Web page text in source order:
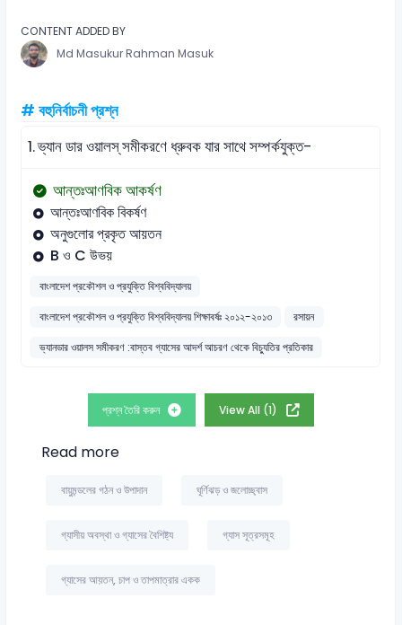
CONTENT ADDED BY
Md Masukur Rahman Masuk
# বহুনির্বাচনী প্রশ্ন
1.ভ্যান ডার ওয়ালস্ সমীকরণে ধ্রুবক যার সাথে সম্পর্কযুক্ত-
আন্তঃআণবিক আকর্ষণ
আন্তঃআণবিক বিকর্ষণ
অনুগুলোর প্রকৃত আয়তন
B ও C উভয়
বাংলাদেশ প্রকৌশল ও প্রযুক্তি বিশ্ববিদ্যালয়
বাংলাদেশ প্রকৌশল ও প্রযুক্তি বিশ্ববিদ্যালয় শিক্ষাবর্ষঃ ২০১২-২০১৩
রসায়ন
ভ্যানডার ওয়ালস সমীকরণ :বাস্তব গ্যাসের আদর্শ আচরণ থেকে বিচ্যুতির প্রতিকার
প্রশ্ন তৈরি করুন View All (1)
Read more
বায়ুমন্ডলের গঠন ও উপাদান ঘূর্ণিঝড় ও জলোচ্ছ্বাস
গ্যাসীয় অবস্থা ও গ্যাসের বৈশিষ্ট্য গ্যাস সূত্রসমূহ
গ্যাসের আয়তন, চাপ ও তাপমাত্রার একক